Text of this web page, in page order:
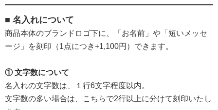
■ 名入れについて
商品本体のブランドロゴ下に、「お名前」や「短いメッセ
ージ」を刻印（1点につき+1,100円）できます。
① 文字数について
名入れの文字数は、１行6文字程度以内。
文字数の多い場合は、こちらで2行以上に分けて刻印いたし